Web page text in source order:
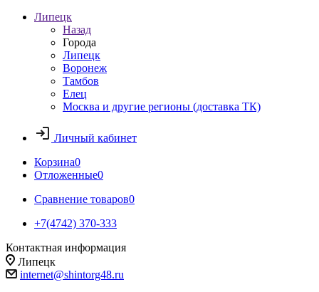
Липецк
Назад
Города
Липецк
Воронеж
Тамбов
Елец
Москва и другие регионы (доставка ТК)
Личный кабинет
Корзина0
Отложенные0
Сравнение товаров0
+7(4742) 370-333
Контактная информация
Липецк
internet@shintorg48.ru